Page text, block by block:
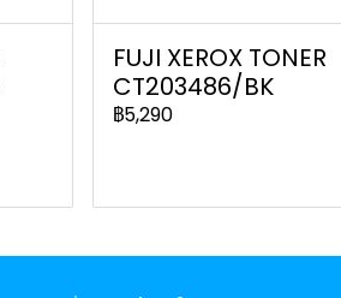
FUJI XEROX TONER
CT203486/BK
฿5,290